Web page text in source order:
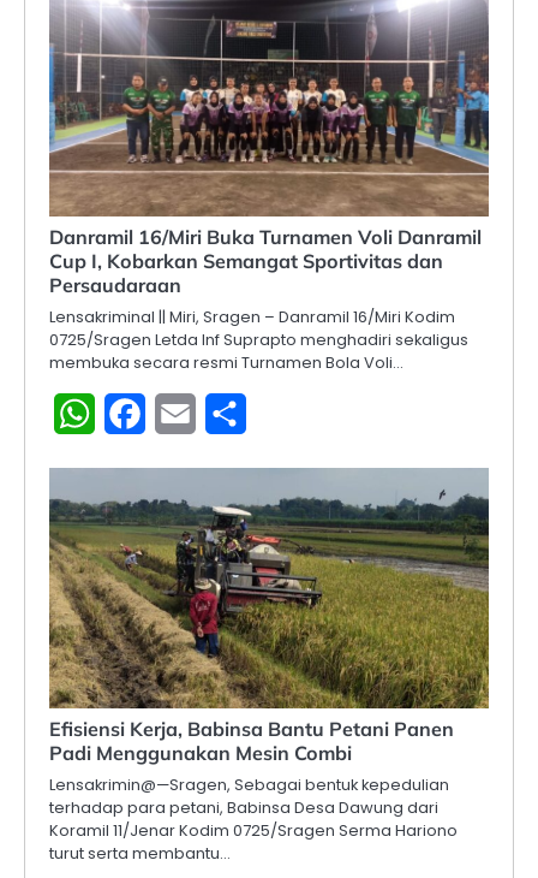
Danramil 16/Miri Buka Turnamen Voli Danramil
Cup I, Kobarkan Semangat Sportivitas dan
Persaudaraan
Lensakriminal || Miri, Sragen – Danramil 16/Miri Kodim
0725/Sragen Letda Inf Suprapto menghadiri sekaligus
membuka secara resmi Turnamen Bola Voli…
WhatsAppFacebook
Email
Efisiensi Kerja, Babinsa Bantu Petani Panen
Padi Menggunakan Mesin Combi
Lensakrimin@—Sragen, Sebagai bentuk kepedulian
terhadap para petani, Babinsa Desa Dawung dari
Koramil 11/Jenar Kodim 0725/Sragen Serma Hariono
turut serta membantu…